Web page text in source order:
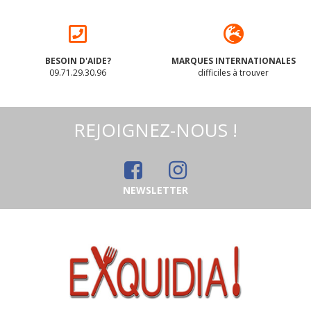
BESOIN D'AIDE?
09.71.29.30.96
MARQUES INTERNATIONALES
difficiles à trouver
REJOIGNEZ-NOUS !
NEWSLETTER